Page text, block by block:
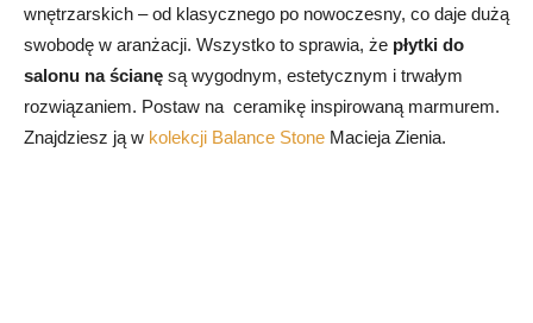
wnętrzarskich – od klasycznego po nowoczesny, co daje dużą
swobodę w aranżacji. Wszystko to sprawia, że płytki do
salonu na ścianę są wygodnym, estetycznym i trwałym
rozwiązaniem. Postaw na ceramikę inspirowaną marmurem.
Znajdziesz ją w kolekcji Balance Stone Macieja Zienia.